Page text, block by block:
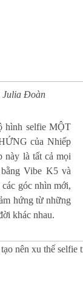
Julia Đoàn
hình selfie MỘT
của Nhiếp
này là tất cả mọi
Vibe K5 và
góc nhìn mới,
hứng từ những
khác nhau.